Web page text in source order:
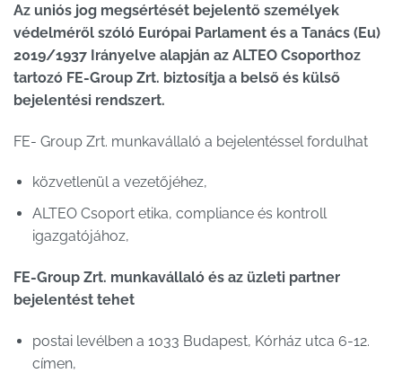
Az uniós jog megsértését bejelentő személyek
védelméről szóló Európai Parlament és a Tanács (Eu)
2019/1937 Irányelve alapján az ALTEO Csoporthoz
tartozó FE-Group Zrt. biztosítja a belső és külső
bejelentési rendszert.
FE- Group Zrt. munkavállaló a bejelentéssel fordulhat
közvetlenül a vezetőjéhez,
ALTEO Csoport etika, compliance és kontroll
igazgatójához,
FE-Group Zrt. munkavállaló és az üzleti partner
bejelentést tehet
postai levélben a 1033 Budapest, Kórház utca 6-12.
címen,